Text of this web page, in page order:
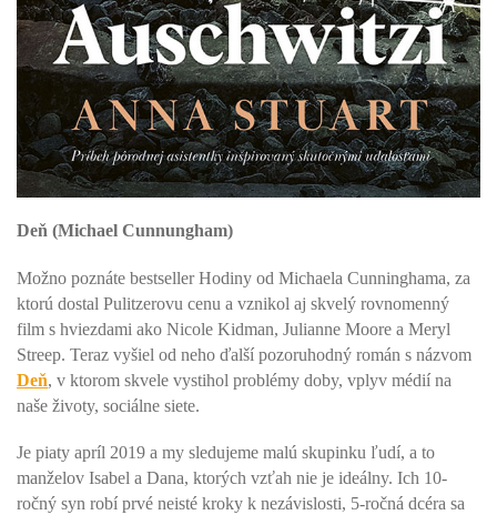
Deň (Michael Cunnungham)
Možno poznáte bestseller Hodiny od Michaela Cunninghama, za
ktorú dostal Pulitzerovu cenu a vznikol aj skvelý rovnomenný
film s hviezdami ako Nicole Kidman, Julianne Moore a Meryl
Streep. Teraz vyšiel od neho ďalší pozoruhodný román s názvom
Deň, v ktorom skvele vystihol problémy doby, vplyv médií na
naše životy, sociálne siete.
Je piaty apríl 2019 a my sledujeme malú skupinku ľudí, a to
manželov Isabel a Dana, ktorých vzťah nie je ideálny. Ich 10-
ročný syn robí prvé neisté kroky k nezávislosti, 5-ročná dcéra sa